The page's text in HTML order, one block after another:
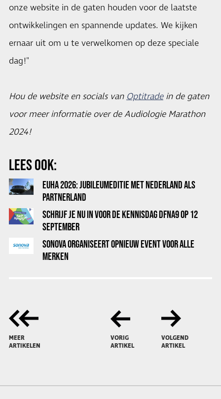
onze website in de gaten houden voor de laatste
ontwikkelingen en spannende updates. We kijken
ernaar uit om u te verwelkomen op deze speciale
dag!"
Hou de website en socials vanOptitradein de gaten
voor meer informatie over de Audiologie Marathon
2024!
LEES OOK:
EUHA 2026: JUBILEUMEDITIE MET NEDERLAND ALS
PARTNERLAND
SCHRIJF JE NU IN VOOR DE KENNISDAG DFNA9 OP 12
SEPTEMBER
SONOVA ORGANISEERT OPNIEUW EVENT VOOR ALLE
MERKEN
MEER
ARTIKELEN
VORIG
ARTIKEL
VOLGEND
ARTIKEL